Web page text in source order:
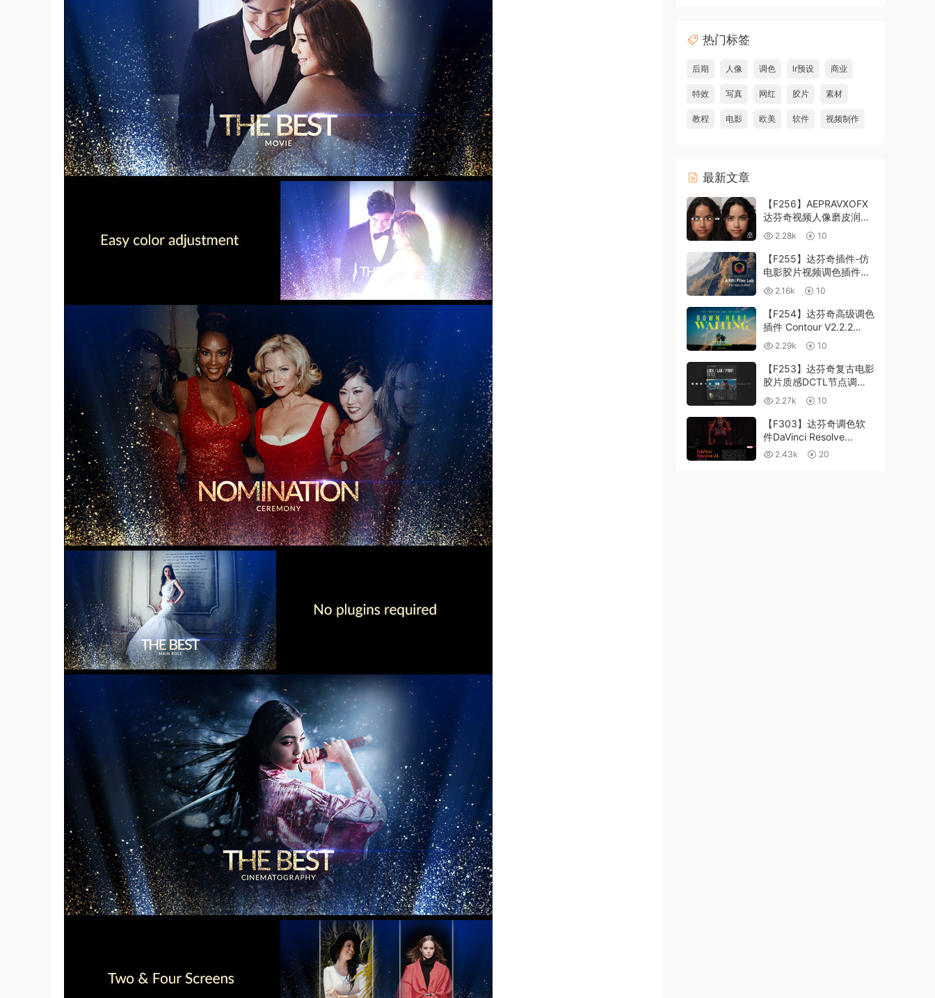
热门标签
后期 人像 调色 lr预设 商业
特效 写真 网红 胶片 素材
教程 电影 欧美 软件 视频制作
最新文章
【F256】AEPRAVXOFX
达芬奇视频人像磨皮润肤
美颜插件 Beauty Box
V6.0.3 Win
2.28k 10
【F255】达芬奇插件-仿
电影胶片视频调色插件
ARRI Film Lab 1.0.10 Win
2.16k 10
【F254】达芬奇高级调色
插件 Contour V2.2.2
WinMac 含使用教程
2.29k 10
【F253】达芬奇复古电影
胶片质感DCTL节点调色
预设 MonoNodes LOOK
LAB PRINT V4.0
2.27k 10
【F303】达芬奇调色软
件DaVinci Resolve
Studio21.0.3 中文版
2.43k 20